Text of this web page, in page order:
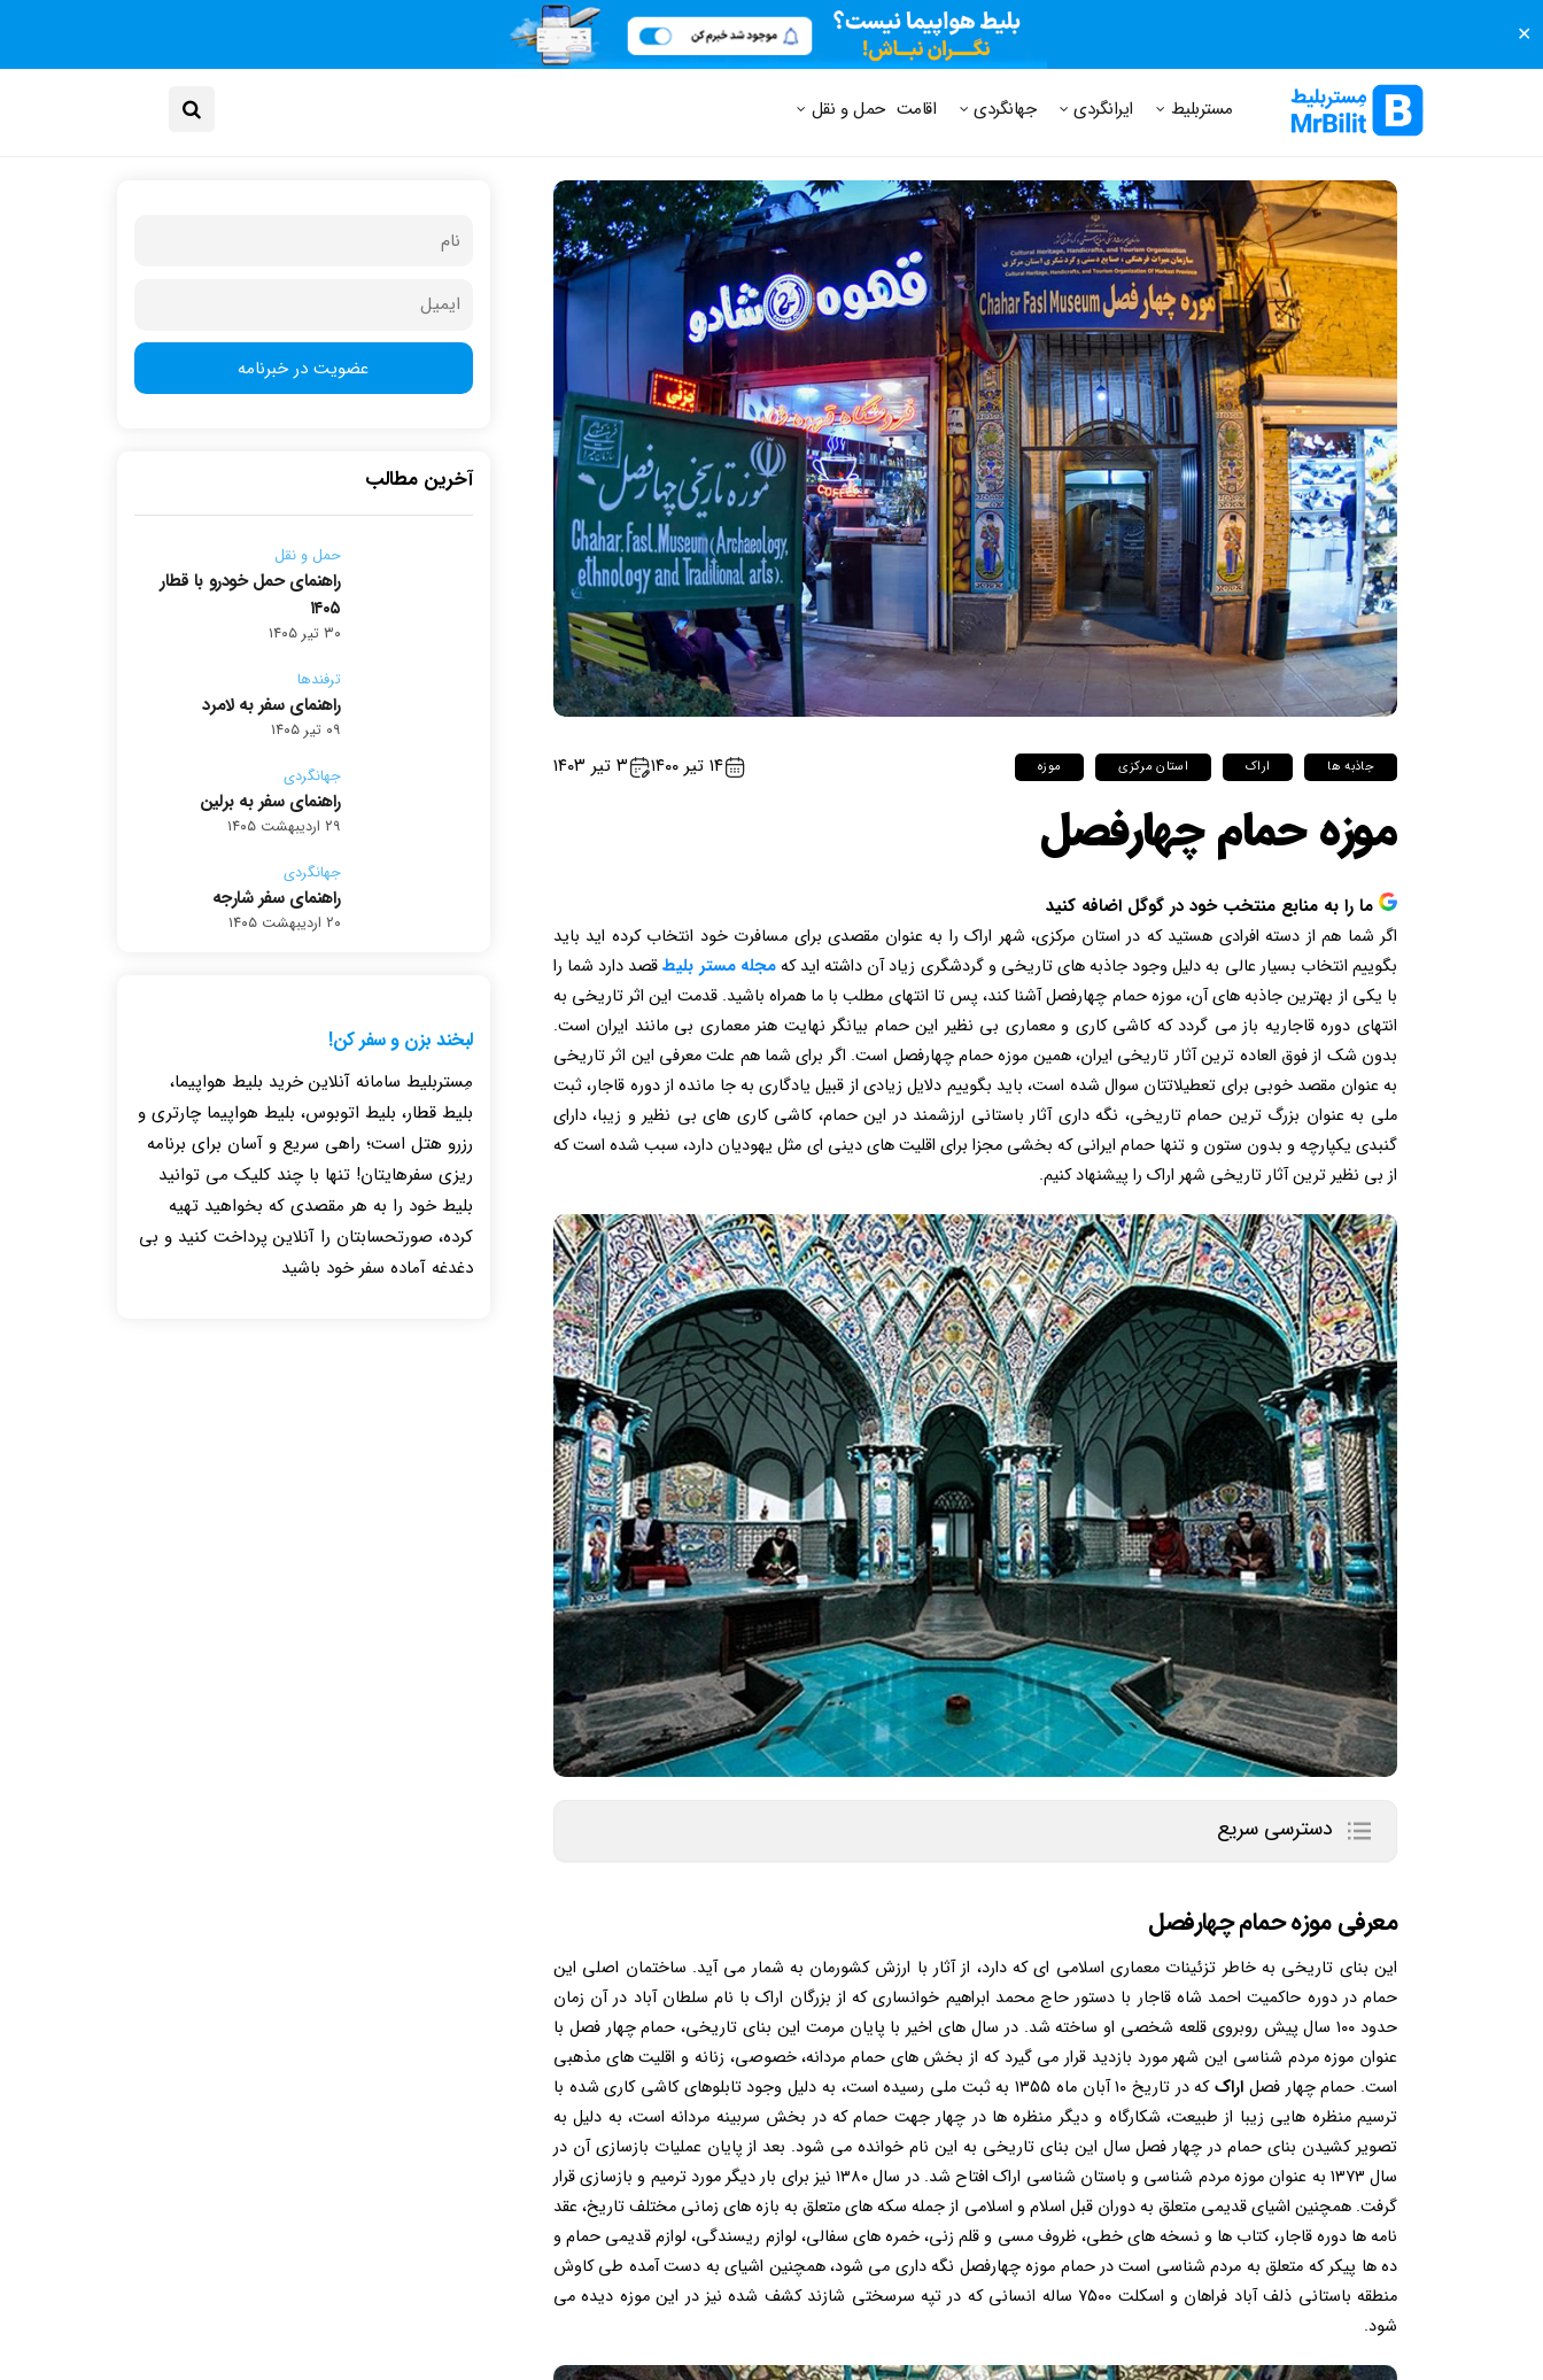
✕
مستر بلیط مجله مستر بلیط پرسش های متداول
مستربلیط ایرانگردی جهانگردی اقامت حمل و نقل
جاذبه ها اراک استان مرکزی موزه ۱۴ تیر ۱۴۰۰ ۳ تیر ۱۴۰۳
موزه حمام چهارفصل
ما را به منابع منتخب خود در گوگل اضافه کنید
اگر شما هم از دسته افرادی هستید که در استان مرکزی، شهر اراک را به عنوان مقصدی برای مسافرت خود انتخاب کرده اید باید
بگوییم انتخاب بسیار عالی به دلیل وجود جاذبه های تاریخی و گردشگری زیاد آن داشته اید کهمجله مستر بلیطقصد دارد شما را
با یکی از بهترین جاذبه های آن، موزه حمام چهارفصل آشنا کند، پس تا انتهای مطلب با ما همراه باشید. قدمت این اثر تاریخی به
انتهای دوره قاجاریه باز می گردد که کاشی کاری و معماری بی نظیر این حمام بیانگر نهایت هنر معماری بی مانند ایران است.
بدون شک از فوق العاده ترین آثار تاریخی ایران، همین موزه حمام چهارفصل است. اگر برای شما هم علت معرفی این اثر تاریخی
به عنوان مقصد خوبی برای تعطیلاتتان سوال شده است، باید بگوییم دلایل زیادی از قبیل یادگاری به جا مانده از دوره قاجار، ثبت
ملی به عنوان بزرگ ترین حمام تاریخی، نگه داری آثار باستانی ارزشمند در این حمام، کاشی کاری های بی نظیر و زیبا، دارای
گنبدی یکپارچه و بدون ستون و تنها حمام ایرانی که بخشی مجزا برای اقلیت های دینی ای مثل یهودیان دارد، سبب شده است که
از بی نظیر ترین آثار تاریخی شهر اراک را پیشنهاد کنیم.
دسترسی سریع
معرفی موزه حمام چهارفصل
این بنای تاریخی به خاطر تزئینات معماری اسلامی ای که دارد، از آثار با ارزش کشورمان به شمار می آید. ساختمان اصلی این
حمام در دوره حاکمیت احمد شاه قاجار با دستور حاج محمد ابراهیم خوانساری که از بزرگان اراک با نام سلطان آباد در آن زمان
حدود ۱۰۰ سال پیش روبروی قلعه شخصی او ساخته شد. در سال های اخیر با پایان مرمت این بنای تاریخی، حمام چهار فصل با
عنوان موزه مردم شناسی این شهر مورد بازدید قرار می گیرد که از بخش های حمام مردانه، خصوصی، زنانه و اقلیت های مذهبی
است. حمام چهار فصل اراک
که در تاریخ ۱۰ آبان ماه ۱۳۵۵ به ثبت ملی رسیده است، به دلیل وجود تابلوهای کاشی کاری شده با
ترسیم منظره هایی زیبا از طبیعت، شکارگاه و دیگر منظره ها در چهار جهت حمام که در بخش سربینه مردانه است، به دلیل به
تصویر کشیدن بنای حمام در چهار فصل سال این بنای تاریخی به این نام خوانده می شود. بعد از پایان عملیات بازسازی آن در
سال ۱۳۷۳ به عنوان موزه مردم شناسی و باستان شناسی اراک افتاح شد. در سال ۱۳۸۰ نیز برای بار دیگر مورد ترمیم و بازسازی قرار
گرفت. همچنین اشیای قدیمی متعلق به دوران قبل اسلام و اسلامی از جمله سکه های متعلق به بازه های زمانی مختلف تاریخ، عقد
نامه ها دوره قاجار، کتاب ها و نسخه های خطی، ظروف مسی و قلم زنی، خمره های سفالی، لوازم ریسندگی، لوازم قدیمی حمام و
ده ها پیکر که متعلق به مردم شناسی است در حمام موزه چهارفصل نگه داری می شود، همچنین اشیای به دست آمده طی کاوش
منطقه باستانی ذلف آباد فراهان و اسکلت ۷۵۰۰ ساله انسانی که در تپه سرسختی شازند کشف شده نیز در این موزه دیده می
شود.
آخرین مطالب
حمل و نقل
راهنمای حمل خودرو با قطار
۱۴۰۵
۳۰ تیر ۱۴۰۵
ترفندها
راهنمای سفر به لامرد
۰۹ تیر ۱۴۰۵
جهانگردی
راهنمای سفر به برلین
۲۹ اردیبهشت ۱۴۰۵
جهانگردی
راهنمای سفر شارجه
۲۰ اردیبهشت ۱۴۰۵
لبخند بزن و سفر کن!
مِستربلیط سامانه آنلاین خرید بلیط هواپیما،
بلیط قطار، بلیط اتوبوس، بلیط هواپیما چارتری و
رزرو هتل است؛ راهی سریع و آسان برای برنامه
ریزی سفرهایتان! تنها با چند کلیک می توانید
بلیط خود را به هر مقصدی که بخواهید تهیه
کرده، صورتحسابتان را آنلاین پرداخت کنید و بی
دغدغه آماده سفر خود باشید